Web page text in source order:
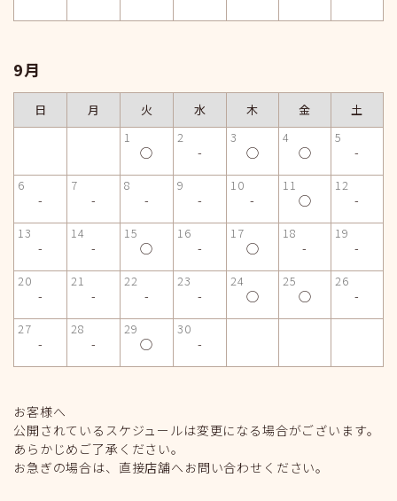
9月
日 月 火 水 木 金
土
1
◯
2
-
3
◯
4
◯
5
-
6
-
7
-
8
-
9
-
10
-
11
◯
12
-
13
-
14
-
15
◯
16
-
17
◯
18
-
19
-
20
-
21
-
22
-
23
-
24
◯
25
◯
26
-
27
-
28
-
29
◯
30
-
お客様へ
公開されているスケジュールは変更になる場合がございます。
あらかじめご了承ください。
お急ぎの場合は、直接店舗へお問い合わせください。